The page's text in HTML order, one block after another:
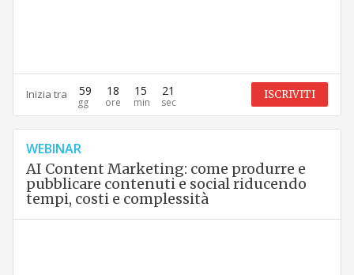
Inizia tra 59 18 15 20 ISCRIVITI
WEBINAR
AI Content Marketing: come produrre e
pubblicare contenuti e social riducendo
tempi, costi e complessità